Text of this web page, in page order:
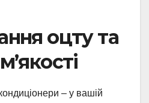
оцту та
– у вашій